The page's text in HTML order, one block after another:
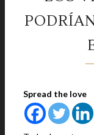
Spread the love